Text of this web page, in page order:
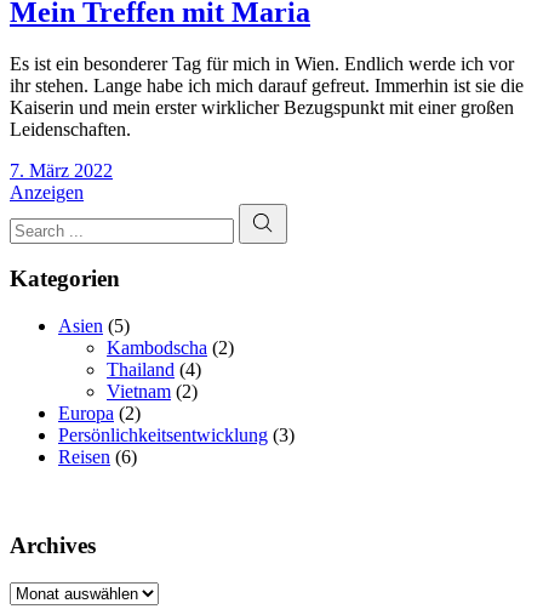
Rokokosaal
in
Maria
Theresia
Gruft
Mein Treffen mit Maria
Es ist ein besonderer Tag für mich in Wien. Endlich werde ich vor
ihr stehen. Lange habe ich mich darauf gefreut. Immerhin ist sie die
Kaiserin und mein erster wirklicher Bezugspunkt mit einer großen
Leidenschaften.
7. März 2022
Anzeigen
Search
Kategorien
Asien (5)
Kambodscha (2)
Thailand (4)
Vietnam (2)
Europa (2)
Persönlichkeitsentwicklung (3)
Reisen (6)
Archives
Archives